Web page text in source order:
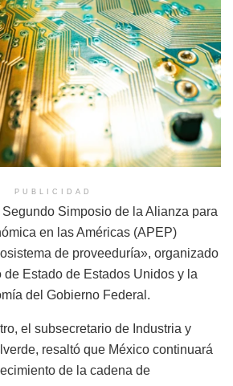
PUBLICIDAD
Simposio de la Alianza para
en las Américas (APEP)
de proveeduría», organizado
de Estado de Estados Unidos y la
del Gobierno Federal.
el subsecretario de Industria y
resaltó que México continuará
de la cadena de